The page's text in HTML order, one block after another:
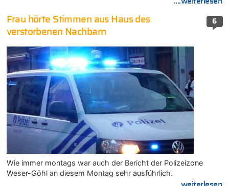
6
Frau hörte Stimmen aus Haus des
verstorbenen Nachbarn
Wie immer montags war auch der Bericht der Polizeizone
Weser-Göhl an diesem Montag sehr ausführlich.